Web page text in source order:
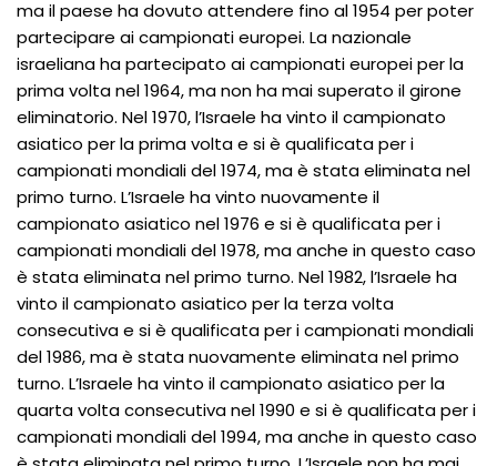
ma il paese ha dovuto attendere fino al 1954 per poter
partecipare ai campionati europei. La nazionale
israeliana ha partecipato ai campionati europei per la
prima volta nel 1964, ma non ha mai superato il girone
eliminatorio. Nel 1970, l’Israele ha vinto il campionato
asiatico per la prima volta e si è qualificata per i
campionati mondiali del 1974, ma è stata eliminata nel
primo turno. L’Israele ha vinto nuovamente il
campionato asiatico nel 1976 e si è qualificata per i
campionati mondiali del 1978, ma anche in questo caso
è stata eliminata nel primo turno. Nel 1982, l’Israele ha
vinto il campionato asiatico per la terza volta
consecutiva e si è qualificata per i campionati mondiali
del 1986, ma è stata nuovamente eliminata nel primo
turno. L’Israele ha vinto il campionato asiatico per la
quarta volta consecutiva nel 1990 e si è qualificata per i
campionati mondiali del 1994, ma anche in questo caso